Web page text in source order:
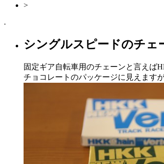
>
.
シングルスピードのチェ
固定ギア自転車用のチェーンと言えば
チョコレートのパッケージに見えます